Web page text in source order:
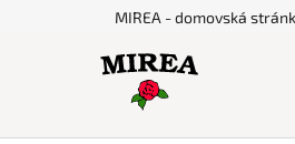
MIREA - domovská